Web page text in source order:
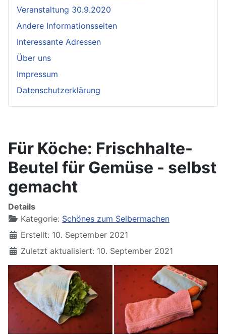
Veranstaltung 30.9.2020
Andere Informationsseiten
Interessante Adressen
Über uns
Impressum
Datenschutzerklärung
Für Köche: Frischhalte-
Beutel für Gemüse - selbst
gemacht
Details
Kategorie: Schönes zum Selbermachen
Erstellt: 10. September 2021
Zuletzt aktualisiert: 10. September 2021